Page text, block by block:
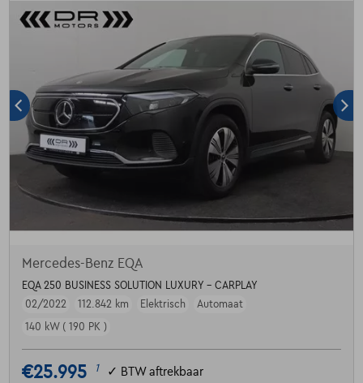
Mercedes-Benz EQA
EQA 250 BUSINESS SOLUTION LUXURY - CARPLAY
02/2022
112.842 km Elektrisch
Automaat
140 kW ( 190 PK )
€25.995 1 ✓ BTW aftrekbaar